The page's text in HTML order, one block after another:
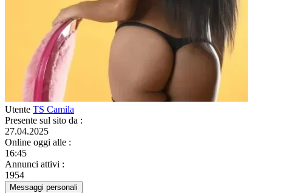
Utente TS Camila
Presente sul sito da :
27.04.2025
Online oggi alle :
16:45
Annunci attivi :
1954
Messaggi personali